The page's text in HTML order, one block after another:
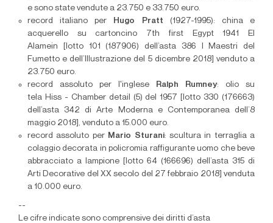
e sono state vendute a 23.750 e 33.750 euro.
record italiano per
Hugo Pratt (1927-1995): china e
acquerello su cartoncino 7th first Egypt 1941 El
Alamein [lotto 101 (187906) dell’asta 386 I Maestri del
Fumetto e dell’Illustrazione del 5 dicembre 2018] venduto a
23.750 euro.
record assoluto per l'inglese
Ralph Rumney: olio su
tela Hiss - Chamber detail (5) del 1957 [lotto 330 (176663)
dell’asta 342 di Arte Moderna e Contemporanea dell’8
maggio 2018], venduto a 15.000 euro.
record assoluto per Mario Sturani: scultura in terraglia a
colaggio decorata in policromia raffigurante uomo che beve
abbracciato a lampione [lotto 64 (166696) dell’asta 315 di
Arti Decorative del XX secolo del 27 febbraio 2018] venduta
a 10.000 euro.
--
Le cifre indicate sono comprensive dei diritti d’asta